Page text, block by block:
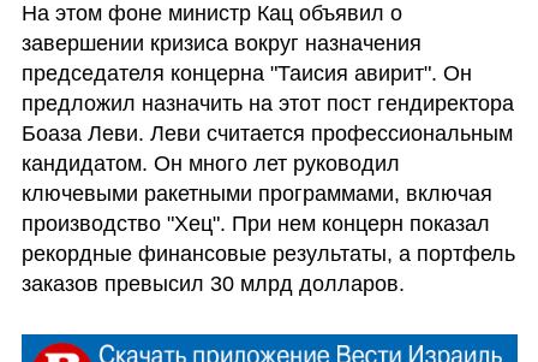
На этом фоне министр Кац объявил о
завершении кризиса вокруг назначения
председателя концерна "Таисия авирит". Он
предложил назначить на этот пост гендиректора
Боаза Леви. Леви считается профессиональным
кандидатом. Он много лет руководил
ключевыми ракетными программами, включая
производство "Хец". При нем концерн показал
рекордные финансовые результаты, а портфель
заказов превысил 30 млрд долларов.